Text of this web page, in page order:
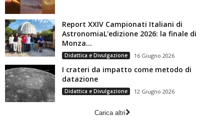
Report XXIV Campionati Italiani di
AstronomiaL'edizione 2026: la finale di
Monza...
Didattica e Divulgazione 16 Giugno 2026
I crateri da impatto come metodo di
datazione
Didattica e Divulgazione 12 Giugno 2026
Carica altri